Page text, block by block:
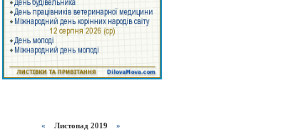
« Листопад 2019 »